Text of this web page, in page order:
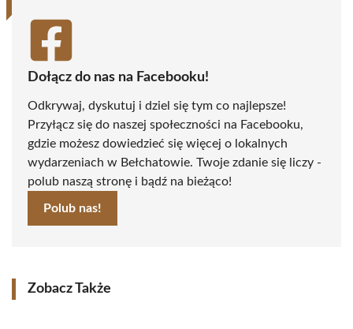
Dołącz do nas na Facebooku!
Odkrywaj, dyskutuj i dziel się tym co najlepsze!
Przyłącz się do naszej społeczności na Facebooku,
gdzie możesz dowiedzieć się więcej o lokalnych
wydarzeniach w Bełchatowie. Twoje zdanie się liczy -
polub naszą stronę i bądź na bieżąco!
Polub nas!
Zobacz Także